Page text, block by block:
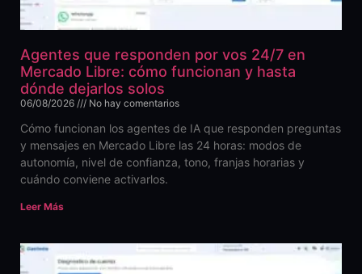
Agentes que responden por vos 24/7 en
Mercado Libre: cómo funcionan y hasta
dónde dejarlos solos
06/08/2026 No hay comentarios
Cómo funcionan los agentes de IA que responden preguntas
y mensajes en Mercado Libre las 24 horas: modos de
autonomía, nivel de confianza, tono, franjas horarias y
cuándo conviene activarlos.
Leer Más